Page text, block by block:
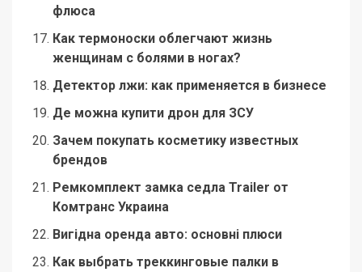
флюса
Как термоноски облегчают жизнь
женщинам с болями в ногах?
Детектор лжи: как применяется в бизнесе
Де можна купити дрон для ЗСУ
Зачем покупать косметику известных
брендов
Ремкомплект замка седла Trailer от
Комтранс Украина
Вигідна оренда авто: основні плюси
Как выбрать треккинговые палки в